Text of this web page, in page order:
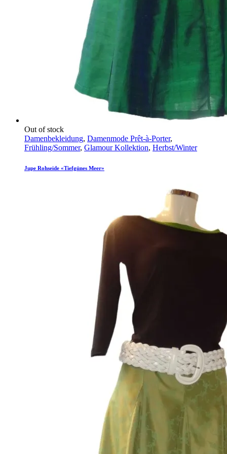
Out of stock
Damenbekleidung, Damenmode Prêt-à-Porter,
Frühling/Sommer, Glamour Kollektion, Herbst/Winter
Jupe Rohseide «Tiefgünes Meer»